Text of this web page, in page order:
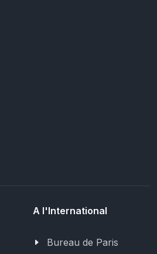
A l'International
Bureau de Paris